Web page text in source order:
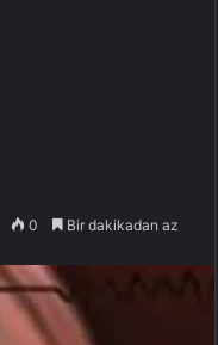
0 Bir dakikadan az